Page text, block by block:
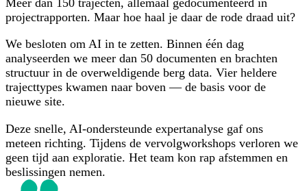
projectrapporten. Maar hoe haal je daar de rode draad uit?
We besloten om AI in te zetten. Binnen één dag
analyseerden we meer dan 50 documenten en brachten
structuur in de overweldigende berg data. Vier heldere
trajecttypes kwamen naar boven — de basis voor de
nieuwe site.
Deze snelle, AI-ondersteunde expertanalyse gaf ons
meteen richting. Tijdens de vervolgworkshops verloren we
geen tijd aan exploratie. Het team kon rap afstemmen en
beslissingen nemen.